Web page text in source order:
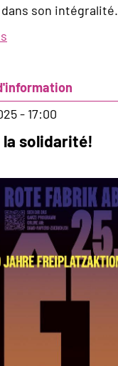
son intégralité.
des
femmes*
réfugiées
:
trauma
à
un
autre
- 17:00
la solidarité!